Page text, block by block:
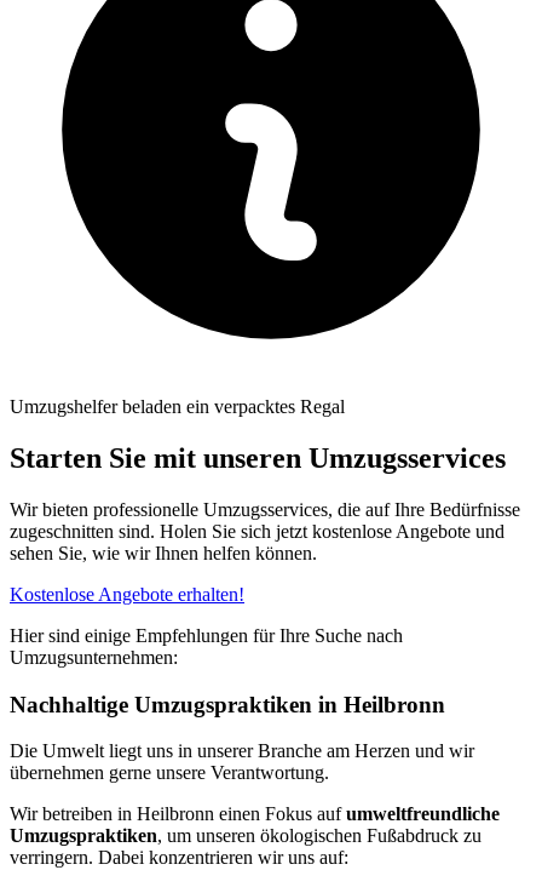
Umzugshelfer beladen ein verpacktes Regal
Starten Sie mit unseren Umzugsservices
Wir bieten professionelle Umzugsservices, die auf Ihre Bedürfnisse
zugeschnitten sind. Holen Sie sich jetzt kostenlose Angebote und
sehen Sie, wie wir Ihnen helfen können.
Kostenlose Angebote erhalten!
Hier sind einige Empfehlungen für Ihre Suche nach
Umzugsunternehmen:
Nachhaltige Umzugspraktiken in Heilbronn
Die Umwelt liegt uns in unserer Branche am Herzen und wir
übernehmen gerne unsere Verantwortung.
Wir betreiben in Heilbronn einen Fokus aufumweltfreundliche
Umzugspraktiken, um unseren ökologischen Fußabdruck zu
verringern. Dabei konzentrieren wir uns auf: